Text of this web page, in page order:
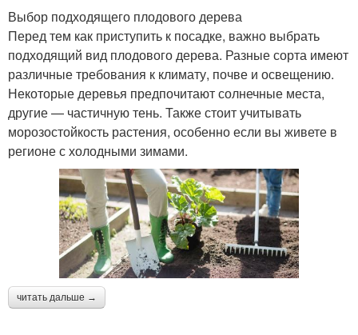
Выбор подходящего плодового дерева
Перед тем как приступить к посадке, важно выбрать
подходящий вид плодового дерева. Разные сорта имеют
различные требования к климату, почве и освещению.
Некоторые деревья предпочитают солнечные места,
другие — частичную тень. Также стоит учитывать
морозостойкость растения, особенно если вы живете в
регионе с холодными зимами.
читать дальше →